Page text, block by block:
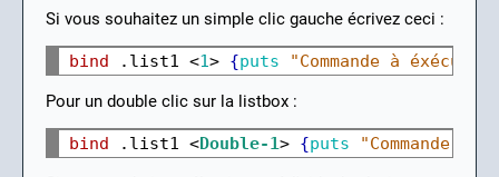
Si vous souhaitez un simple clic gauche écrivez ceci :
bind .list1 <1> {puts "Commande à éxécuter"
Pour un double clic sur la listbox :
bind .list1 <Double-1> {puts "Commande à